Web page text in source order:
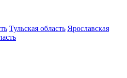
Тульская область Ярославская